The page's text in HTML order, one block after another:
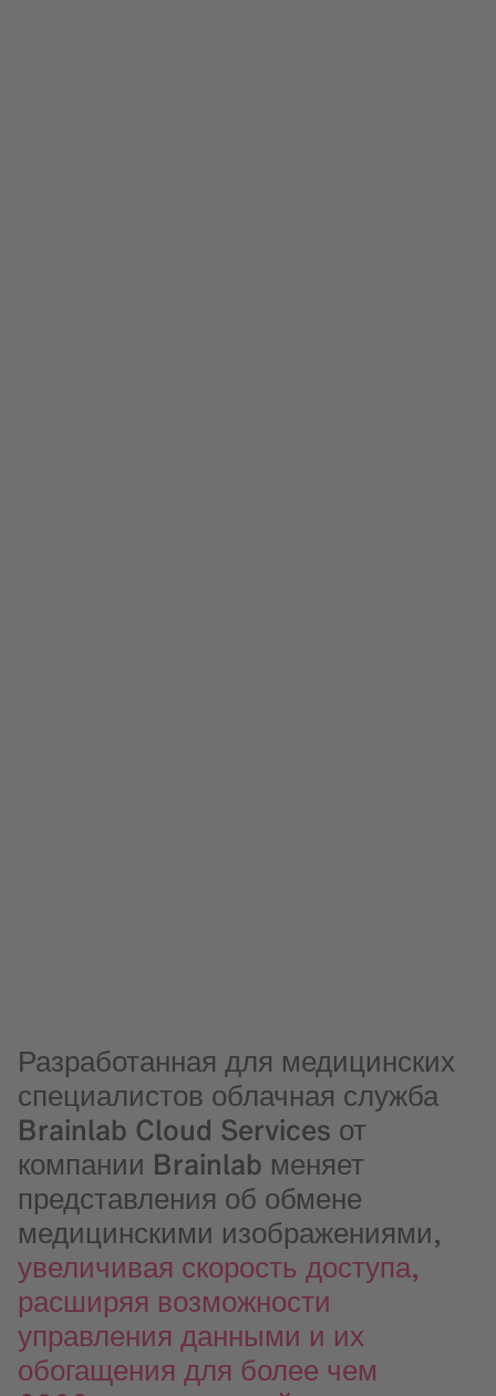
Разработанная для медицинских
специалистов облачная служба
Brainlab Cloud Services от
компании Brainlab меняет
представления об обмене
медицинскими изображениями,
увеличивая скорость доступа,
расширяя возможности
управления данными и их
обогащения для более чем